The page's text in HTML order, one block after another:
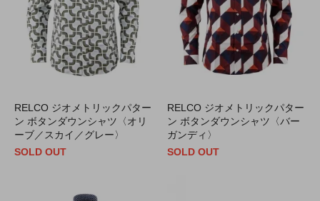
RELCO ジオメトリックパター
ン ボタンダウンシャツ〈オリ
ーブ／スカイ／グレー〉
SOLD OUT
RELCO ジオメトリックパター
ン ボタンダウンシャツ〈バー
ガンディ〉
SOLD OUT